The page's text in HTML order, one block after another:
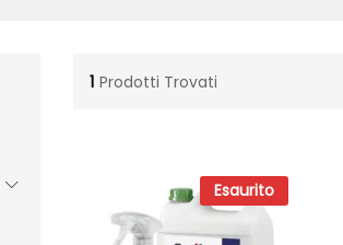
1 Prodotti Trovati
Esaurito